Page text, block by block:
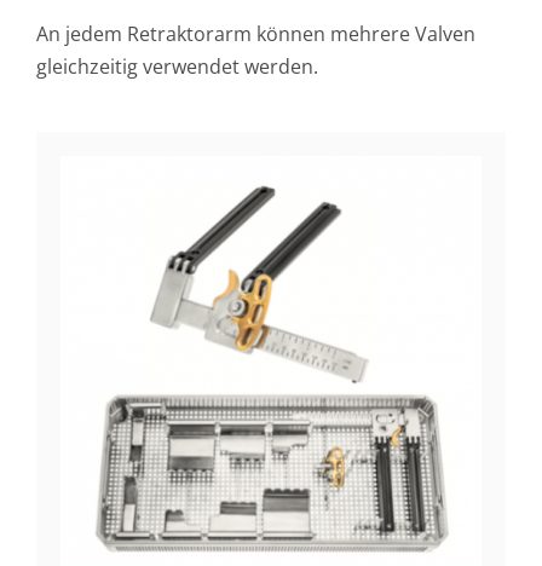
An jedem Retraktorarm können mehrere Valven
gleichzeitig verwendet werden.